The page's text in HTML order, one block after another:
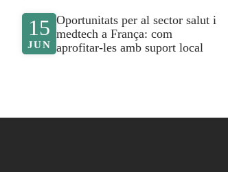
15
JUN
Oportunitats per al sector salut i
medtech a França: com
aprofitar-les amb suport local